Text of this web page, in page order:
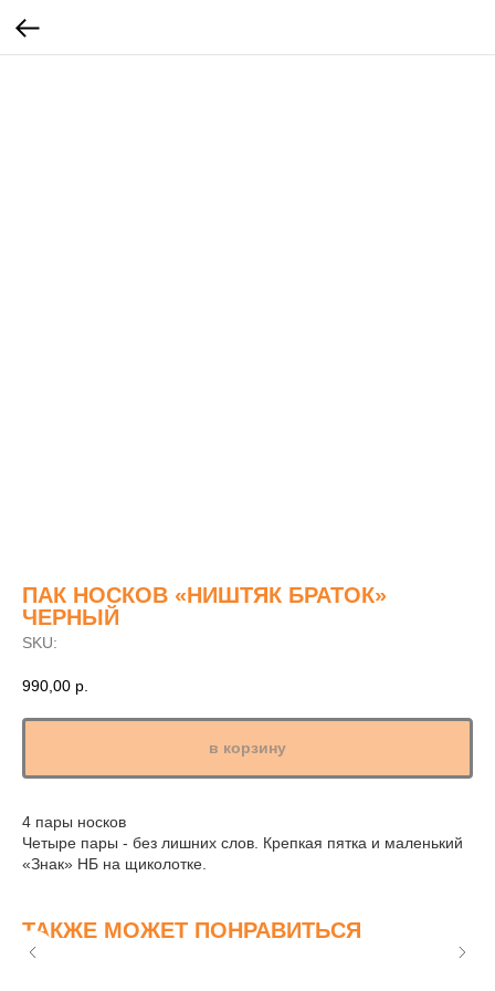
ПАК НОСКОВ «НИШТЯК БРАТОК»
ЧЕРНЫЙ
SKU:
990,00 р.
в корзину
4 пары носков
Четыре пары - без лишних слов. Крепкая пятка и маленький
«Знак» НБ на щиколотке.
ТАКЖЕ МОЖЕТ ПОНРАВИТЬСЯ
₽
₽
₽